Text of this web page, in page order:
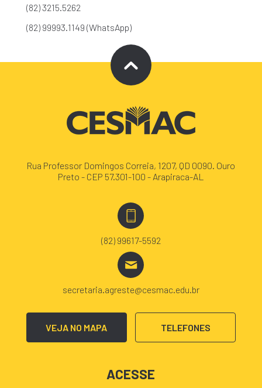
(82) 3215.5262
(82) 99993.1149 (WhatsApp)
Rua Professor Domingos Correia, 1207, QD 0090. Ouro
Preto - CEP 57.301-100 - Arapiraca-AL
(82) 99617-5592
secretaria.agreste@cesmac.edu.br
VEJA NO MAPA TELEFONES
ACESSE